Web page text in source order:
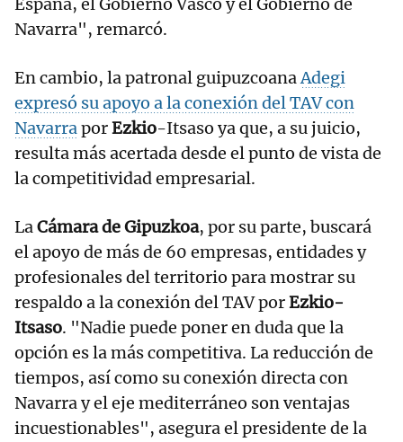
España, el Gobierno Vasco y el Gobierno de
Navarra", remarcó.
En cambio, la patronal guipuzcoanaAdegi
expresó su apoyo a la conexión del TAV con
NavarraporEzkio-Itsaso ya que, a su juicio,
resulta más acertada desde el punto de vista de
la competitividad empresarial.
LaCámara de Gipuzkoa, por su parte, buscará
el apoyo de más de 60 empresas, entidades y
profesionales del territorio para mostrar su
respaldo a la conexión del TAV porEzkio-
Itsaso. "Nadie puede poner en duda que la
opción es la más competitiva. La reducción de
tiempos, así como su conexión directa con
Navarra y el eje mediterráneo son ventajas
incuestionables", asegura el presidente de la